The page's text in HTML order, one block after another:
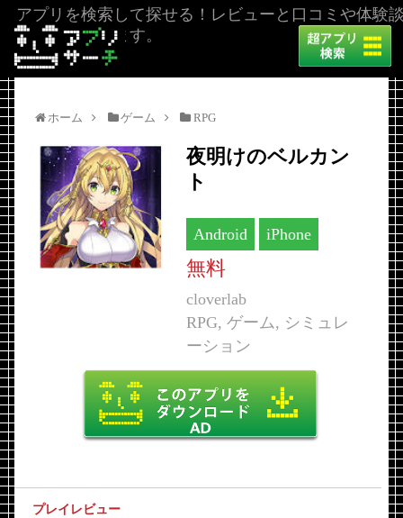
アプリを検索して探せる！レビューと口コミや体験
を掲載しています。
ホーム ゲーム RPG
夜明けのベルカン
ト
Android iPhone
無料
cloverlab
RPG, ゲーム, シミュレ
ーション
プレイレビュー